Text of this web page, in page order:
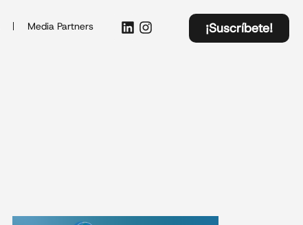
Media Partners ¡Suscríbete!